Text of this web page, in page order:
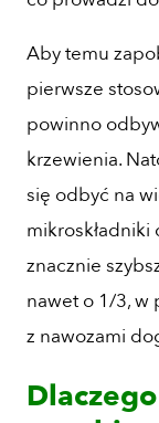
Aby temu
pierwsze
powinno
krzewienia.
się odbyć na
znacznie
nawet o 1/3, w
z nawozami